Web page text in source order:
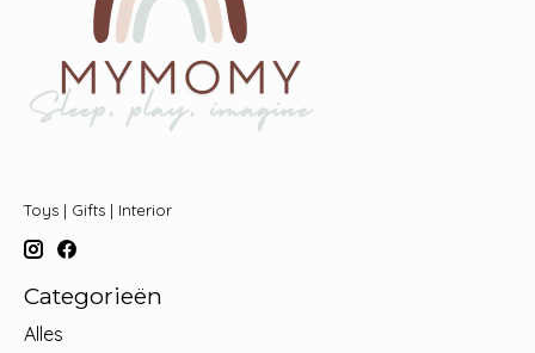
Toys | Gifts | Interior
Categorieën
Alles